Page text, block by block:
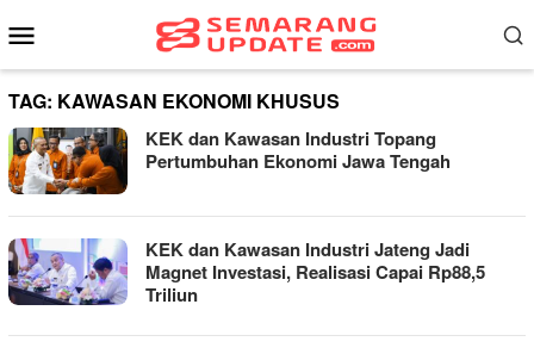
ke
Mobile
TAG: KAWASAN EKONOMI KHUSUS
KEK dan Kawasan Industri Topang
Pertumbuhan Ekonomi Jawa Tengah
KEK dan Kawasan Industri Jateng Jadi
Magnet Investasi, Realisasi Capai Rp88,5
Triliun